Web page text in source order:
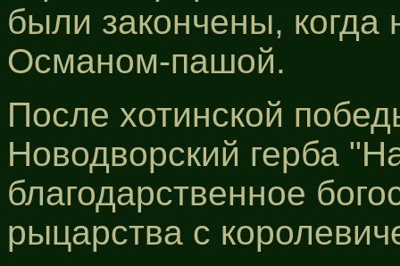
были закончены,
Османом-пашой.
После хотинской
Новодворский герба
благодарственное
рыцарства с